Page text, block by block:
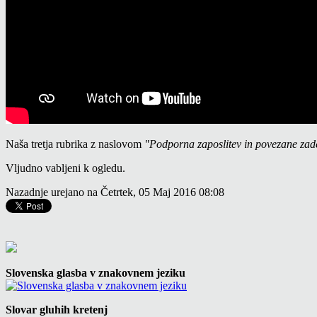
Naša tretja rubrika z naslovom "Podporna zaposlitev in povezane
Vljudno vabljeni k ogledu.
Nazadnje urejano na Četrtek, 05 Maj 2016 08:08
Slovenska glasba v znakovnem jeziku
Slovar gluhih kretenj